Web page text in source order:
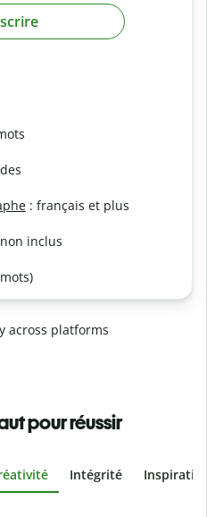
: français et plus
inclus
across platforms
pour réussir
Intégrité